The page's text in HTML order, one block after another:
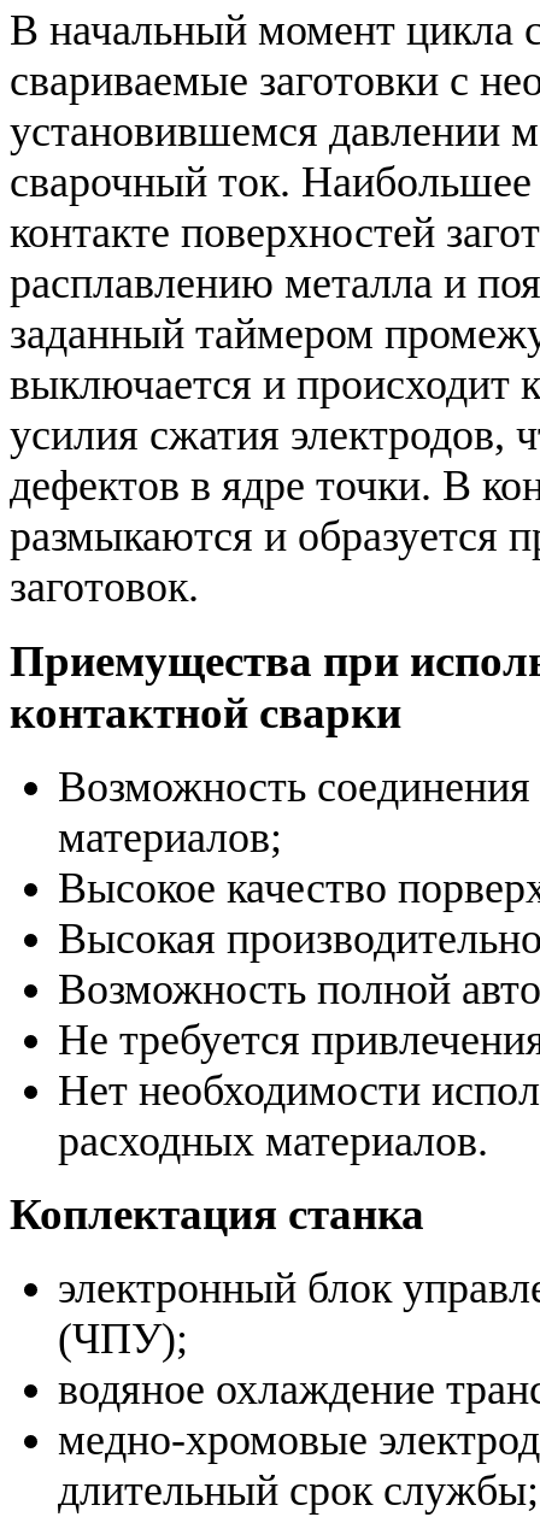
В начальный момент цикла
свариваемые заготовки с
установившемся давлении
сварочный ток. Наибольшее
контакте поверхностей
расплавлению металла и
заданный таймером
выключается и происходит
усилия сжатия электродов,
дефектов в ядре точки. В
размыкаются и образуется
заготовок.
Приемущества при
контактной сварки
Возможность
материалов;
Высокое качество
Высокая
Возможность полной
Не требуется
Нет необходимости
расходных материалов.
Коплектация станка
электронный блок
(ЧПУ);
водяное охлаждение
медно-хромовые
длительный срок службы;